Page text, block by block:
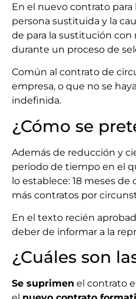
En el nuevo contrato
persona sustituida y la
de para la sustitución con
durante un proceso de
Común al contrato de
empresa, o que no se
indefinida.
¿Cómo se
Además de reducción y
periodo de tiempo en el
lo establece: 18 meses
más contratos por
En el texto recién
deber de informar a la
¿Cuáles son
Se suprimen el contrato